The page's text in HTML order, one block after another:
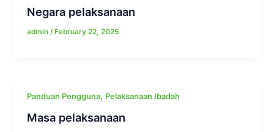
Negara pelaksanaan
admin /February 22, 2025
Panduan Pengguna, Pelaksanaan Ibadah
Masa pelaksanaan